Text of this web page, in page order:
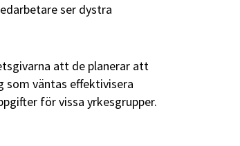
ser dystra
att de planerar att
som väntas effektivisera
för vissa yrkesgrupper.